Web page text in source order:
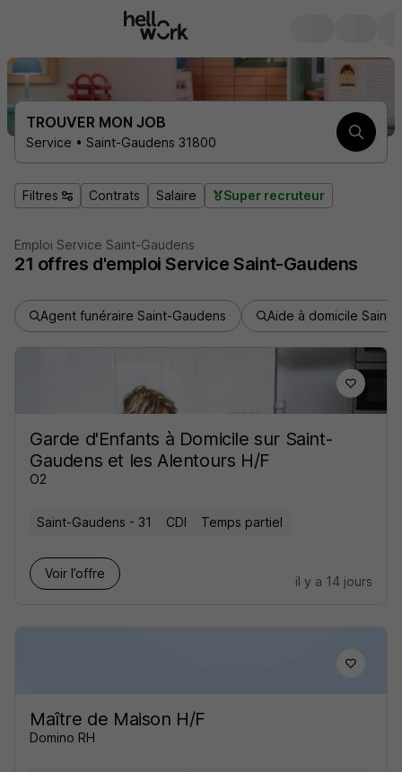
TROUVER MON JOB
Service • Saint-Gaudens 31800
Filtres Contrats Salaire Super recruteur
Emploi Service Saint-Gaudens
21 offres d'emploi Service Saint-Gaudens
Agent funéraire Saint-Gaudens Aide à domicile Saint-
Garde d'Enfants à Domicile sur Saint-
Gaudens et les Alentours H/F
O2
Saint-Gaudens - 31 CDI Temps partiel
Voir l’offre
il y a 14 jours
Maître de Maison H/F
Domino RH